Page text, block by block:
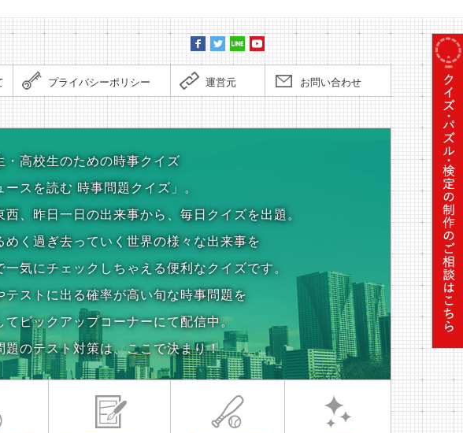
プライバシーポリシー 運営元 お問い合わせ
・高校生のための時事クイズ
ースを読む 時事問題クイズ」。
西、昨日一日の出来事から、毎日クイズを出題。
めく過ぎ去っていく世界の様々な出来事を
一気にチェックしちゃえる便利なクイズです。
テストに出る確率が高い旬な時事問題を
てピックアップコーナーにて配信中。
題のテスト対策は、ここで決まり！